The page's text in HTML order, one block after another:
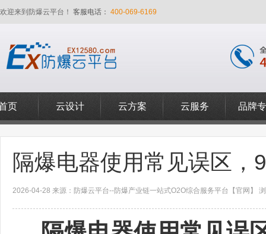
欢迎来到防爆云平台！ 客服电话： 400-069-6169
页 云设计 云方案 云服务 品牌
隔爆电器使用常见误区，
2026-04-28 来源：防爆云平台--防爆产业链一站式O2O综合服务平台【官网】